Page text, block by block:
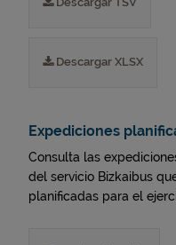
Descargar XLSX
Expediciones
Consulta las
del servicio Bizkaibus
planificadas para el